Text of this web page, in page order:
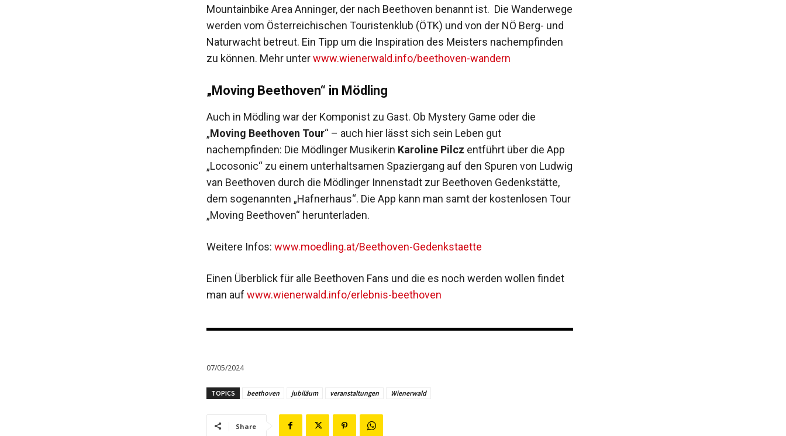
Mountainbike Area Anninger, der nach Beethoven benannt ist. Die Wanderwege
werden vom Österreichischen Touristenklub (ÖTK) und von der NÖ Berg- und
Naturwacht betreut. Ein Tipp um die Inspiration des Meisters nachempfinden
zu können. Mehr unterwww.wienerwald.info/beethoven-wandern
„Moving Beethoven“ in Mödling
Auch in Mödling war der Komponist zu Gast. Ob Mystery Game oder die
„Moving Beethoven Tour“ – auch hier lässt sich sein Leben gut
nachempfinden: Die Mödlinger Musikerin Karoline Pilcz entführt über die App
„Locosonic“ zu einem unterhaltsamen Spaziergang auf den Spuren von Ludwig
van Beethoven durch die Mödlinger Innenstadt zur Beethoven Gedenkstätte,
dem sogenannten „Hafnerhaus“. Die App kann man samt der kostenlosen Tour
„Moving Beethoven“ herunterladen.
Weitere Infos: www.moedling.at/Beethoven-Gedenkstaette
Einen Überblick für alle Beethoven Fans und die es noch werden wollen findet
man auf www.wienerwald.info/erlebnis-beethoven
07/05/2024
TOPICS beethoven jubiläum veranstaltungen Wienerwald
Share